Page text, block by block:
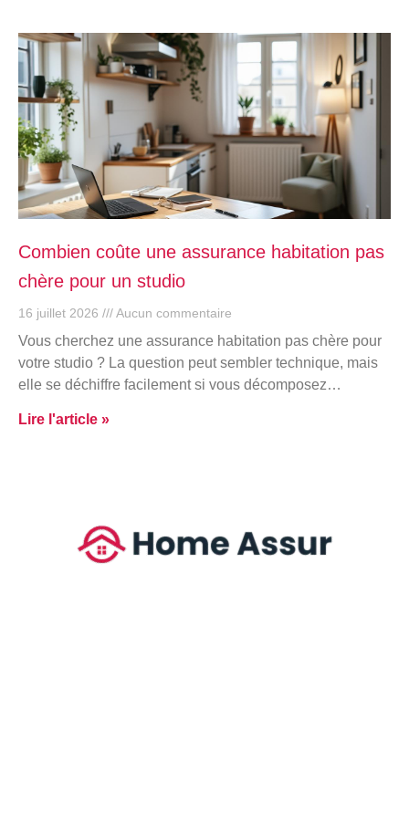
Combien coûte une assurance habitation pas
chère pour un studio
16 juillet 2026 Aucun commentaire
Vous cherchez une assurance habitation pas chère pour
votre studio ? La question peut sembler technique, mais
elle se déchiffre facilement si vous décomposez…
Lire l'article »